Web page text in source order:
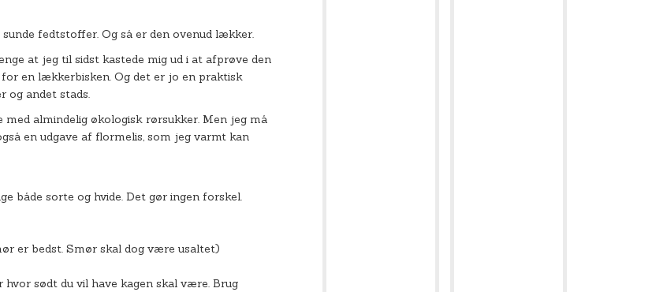
fedtstoffer. Og så er den ovenud lækker.
at jeg til sidst kastede mig ud i at afprøve den
en lækkerbisken. Og det er jo en praktisk
og andet stads.
almindelig økologisk rørsukker. Men jeg må
en udgave af flormelis, som jeg varmt kan
både sorte og hvide. Det gør ingen forskel.
er bedst. Smør skal dog være usaltet)
sødt du vil have kagen skal være. Brug